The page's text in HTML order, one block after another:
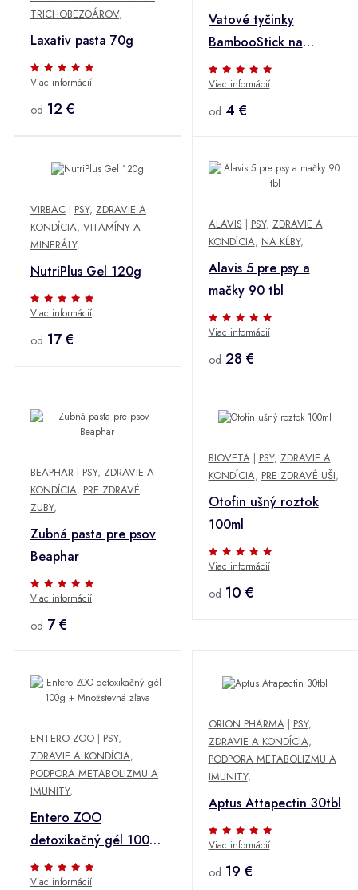
TRICHOBEZOÁROV,
Laxativ pasta 70g
Viac informácií
od 12 €
Vatové tyčinky
BambooStick na
čistenie psích uší 50ks
Viac informácií
od 4 €
VIRBAC | PSY, ZDRAVIE A
KONDÍCIA, VITAMÍNY A
MINERÁLY,
NutriPlus Gel 120g
Viac informácií
od 17 €
ALAVIS | PSY, ZDRAVIE A
KONDÍCIA, NA KĹBY,
Alavis 5 pre psy a
mačky 90 tbl
Viac informácií
od 28 €
BEAPHAR | PSY, ZDRAVIE A
KONDÍCIA, PRE ZDRAVÉ
ZUBY,
Zubná pasta pre psov
Beaphar
Viac informácií
od 7 €
BIOVETA| PSY, ZDRAVIE A
KONDÍCIA, PRE ZDRAVÉ UŠI,
Otofin ušný roztok
100ml
Viac informácií
od 10 €
ENTERO ZOO | PSY,
ZDRAVIE A KONDÍCIA,
PODPORA METABOLIZMU A
IMUNITY,
Entero ZOO
detoxikačný gél 100g
+ Množstevná zľava
Viac informácií
ORION PHARMA| PSY,
ZDRAVIE A KONDÍCIA,
PODPORA METABOLIZMU A
IMUNITY,
Aptus Attapectin 30tbl
Viac informácií
od 19 €